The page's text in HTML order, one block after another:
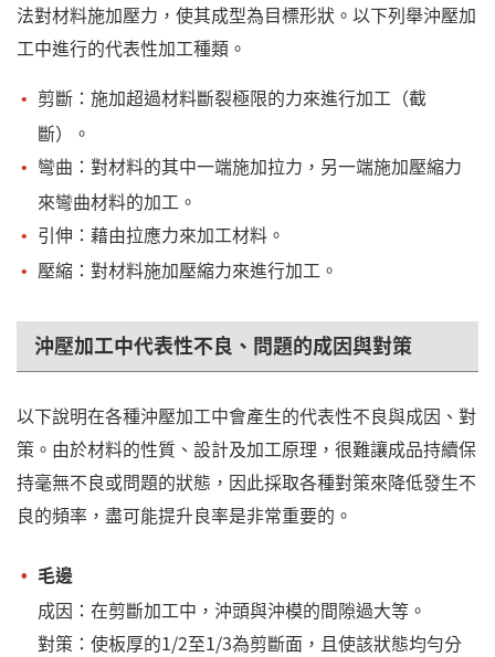
法對材料施加壓力，使其成型為目標形狀。以下列舉沖壓加
工中進行的代表性加工種類。
剪斷：施加超過材料斷裂極限的力來進行加工（截
斷）。
彎曲：對材料的其中一端施加拉力，另一端施加壓縮力
來彎曲材料的加工。
引伸：藉由拉應力來加工材料。
壓縮：對材料施加壓縮力來進行加工。
沖壓加工中代表性不良、問題的成因與對策
以下說明在各種沖壓加工中會產生的代表性不良與成因、對
策。由於材料的性質、設計及加工原理，很難讓成品持續保
持毫無不良或問題的狀態，因此採取各種對策來降低發生不
良的頻率，盡可能提升良率是非常重要的。
毛邊
成因：在剪斷加工中，沖頭與沖模的間隙過大等。
對策：使板厚的1/2至1/3為剪斷面，且使該狀態均勻分